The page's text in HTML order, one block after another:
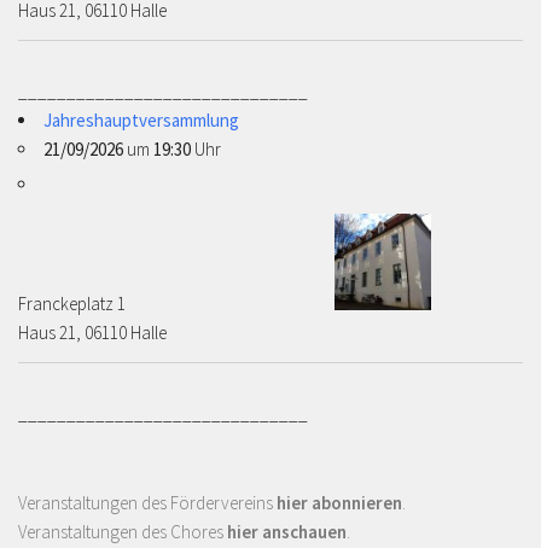
Haus 21, 06110 Halle
Jahreshauptversammlung
21/09/2026 um 19:30 Uhr
Franckeplatz 1 ­­­­
Haus 21, 06110 Halle
Veranstaltungen des Fördervereins hier abonnieren.
Veranstaltungen des Chores hier anschauen.